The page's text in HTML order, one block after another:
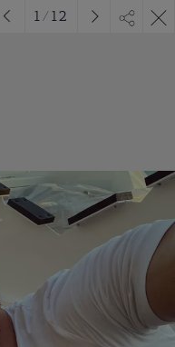
1/12